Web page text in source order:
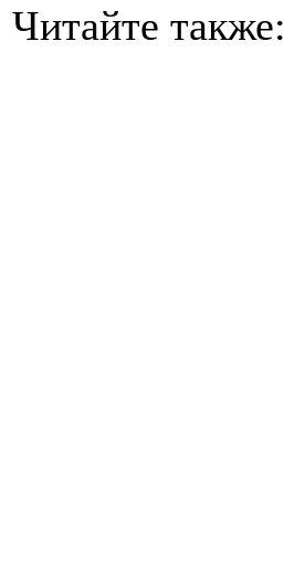
Читайте также: